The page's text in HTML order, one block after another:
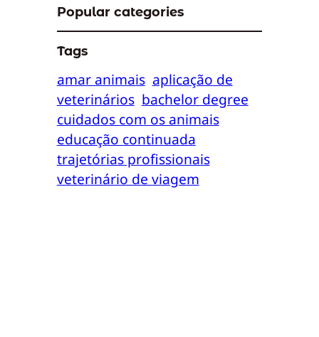
Popular categories
Tags
amar animais aplicação de
veterinários bachelor degree
cuidados com os animais
educação continuada
trajetórias profissionais
veterinário de viagem